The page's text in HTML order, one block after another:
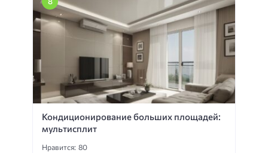
Кондиционирование больших площадей:
мультисплит
Нравится: 80